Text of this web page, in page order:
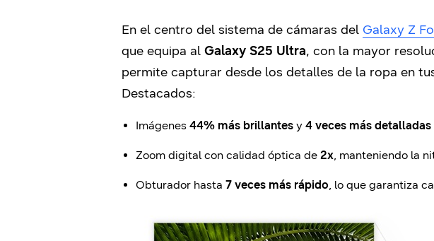
En el centro del sistema de cámaras del Galaxy Z
que equipa al Galaxy S25 Ultra, con la mayor
permite capturar desde los detalles de la ropa en
Destacados:
Imágenes 44% más brillantes y 4 veces más detalladas
Zoom digital con calidad óptica de 2x, manteniendo la
Obturador hasta 7 veces más rápido, lo que garantiza